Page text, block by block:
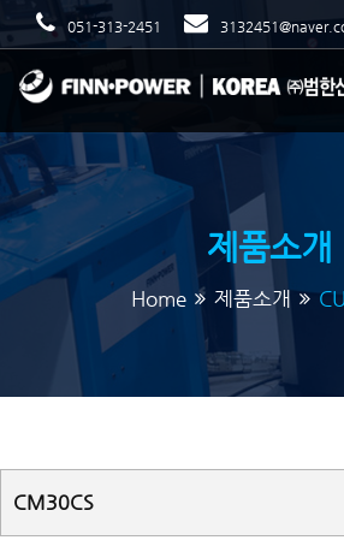
051-313-2451
제품소개
Home 제품소개
CM30CS